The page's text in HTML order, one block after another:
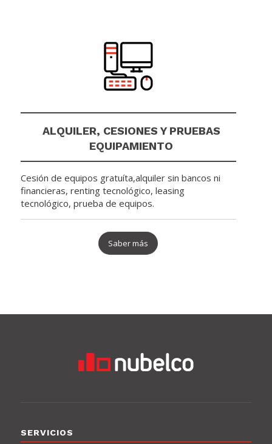
ALQUILER, CESIONES Y PRUEBAS
EQUIPAMIENTO
Cesión de equipos gratuíta,alquiler sin bancos ni
financieras, renting tecnológico, leasing
tecnológico, prueba de equipos.
Saber más
SERVICIOS